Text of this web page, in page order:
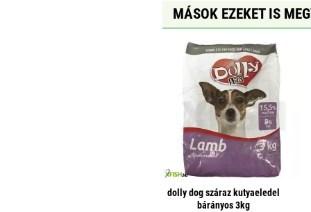
MÁSOK EZEKET IS
dolly dog száraz kutyaeledel
bárányos 3kg